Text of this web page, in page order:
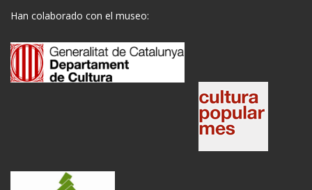
Han colaborado con el museo: